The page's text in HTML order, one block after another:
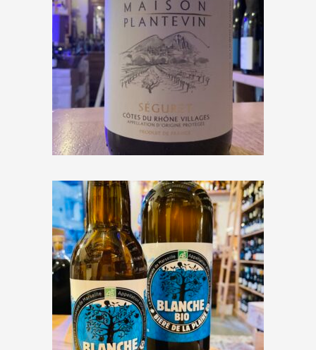
Maison Plantevin « Séguret »
2020
Brasserie de la Plaine
« Blanche »